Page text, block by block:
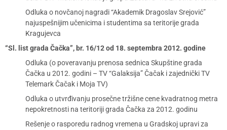
Odluka o novčanoj nagradi “Akademik Dragoslav Srejović”
najuspešnijim učenicima i studentima sa teritorije grada
Kragujevca
“Sl. list grada Čačka”, br. 16/12 od 18. septembra 2012. godine
Odluka (o poveravanju prenosa sednica Skupštine grada
Čačka u 2012. godini – TV “Galaksija” Čačak i zajednički TV
Telemark Čačak i Moja TV)
Odluka o utvrđivanju prosečne tržišne cene kvadratnog metra
nepokretnosti na teritoriji grada Čačka za 2012. godinu
Rešenje o rasporedu radnog vremena u Gradskoj upravi za